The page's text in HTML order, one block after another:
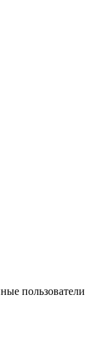
пользователи